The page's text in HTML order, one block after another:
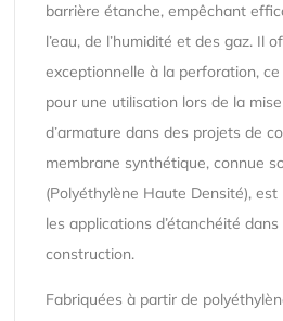
barrière étanche, empêchant
l’eau, de l’humidité et des gaz. Il
exceptionnelle à la perforation,
pour une utilisation lors de la
d’armature dans des projets de
membrane synthétique, connue
(Polyéthylène Haute Densité),
les applications d’étanchéité
construction.
Fabriquées à partir de